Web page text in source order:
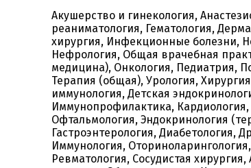
Акушерство и гинекология,
реаниматология, Гематология,
хирургия, Инфекционные болезни,
Нефрология, Общая врачебная
медицина), Онкология, Педиатрия,
Терапия (общая), Урология,
иммунология, Детская
Иммунопрофилактика,
Офтальмология, Эндокринология
Гастроэнтерология, Диабетология,
Иммунология,
Ревматология, Сосудистая